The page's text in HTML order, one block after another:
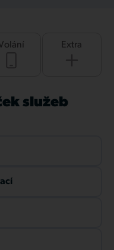
Extra
služeb